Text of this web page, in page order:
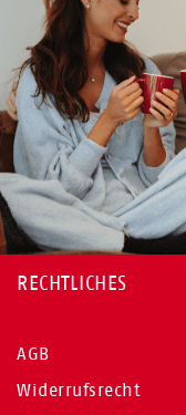
RECHTLICHES
AGB
Widerrufsrecht